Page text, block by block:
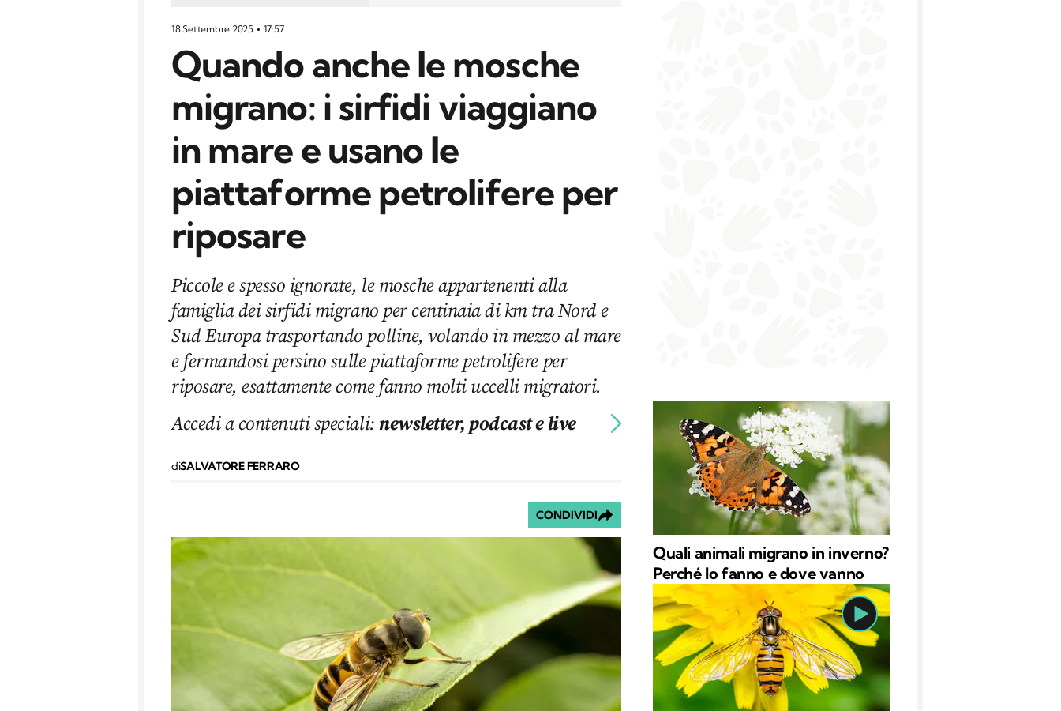
18 Settembre 2025 17:57
Quando anche le mosche
migrano: i sirfidi viaggiano
in mare e usano le
piattaforme petrolifere per
riposare
Piccole e spesso ignorate, le mosche appartenenti alla
famiglia dei sirfidi migrano per centinaia di km tra Nord e
Sud Europa trasportando polline, volando in mezzo al mare
e fermandosi persino sulle piattaforme petrolifere per
riposare, esattamente come fanno molti uccelli migratori.
Accedi a contenuti speciali:newsletter, podcast e live
diSALVATORE FERRARO
CONDIVIDI
Quali animali migrano in inverno?
Perché lo fanno e dove vanno